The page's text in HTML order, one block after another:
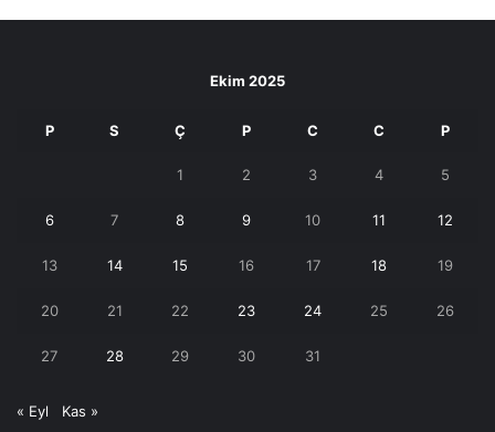
Ekim 2025
P S Ç P C C P
1 2 3 4 5
6 7 8 9 10 11 12
13 14 15 16 17 18 19
20 21 22 23 24 25 26
27 28 29 30 31
« Eyl Kas »